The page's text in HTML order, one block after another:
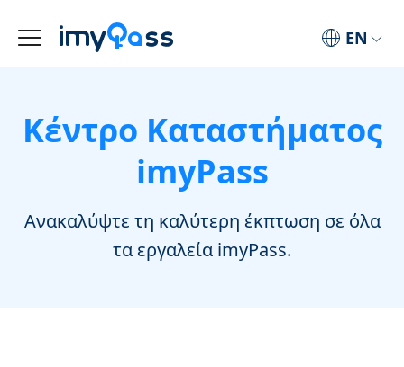
EN
Κέντρο Καταστήματος
imyPass
Ανακαλύψτε τη καλύτερη έκπτωση σε όλα
τα εργαλεία imyPass.